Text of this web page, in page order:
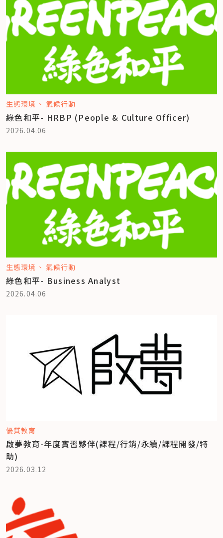
生態環境 氣候行動
綠色和平- HRBP (People & Culture Officer)
2026.04.06
生態環境 氣候行動
綠色和平- Business Analyst
2026.04.06
優質教育
啟夢教育-年度實習夥伴(課程/行銷/永續/課程開發/特
助)
2026.03.12